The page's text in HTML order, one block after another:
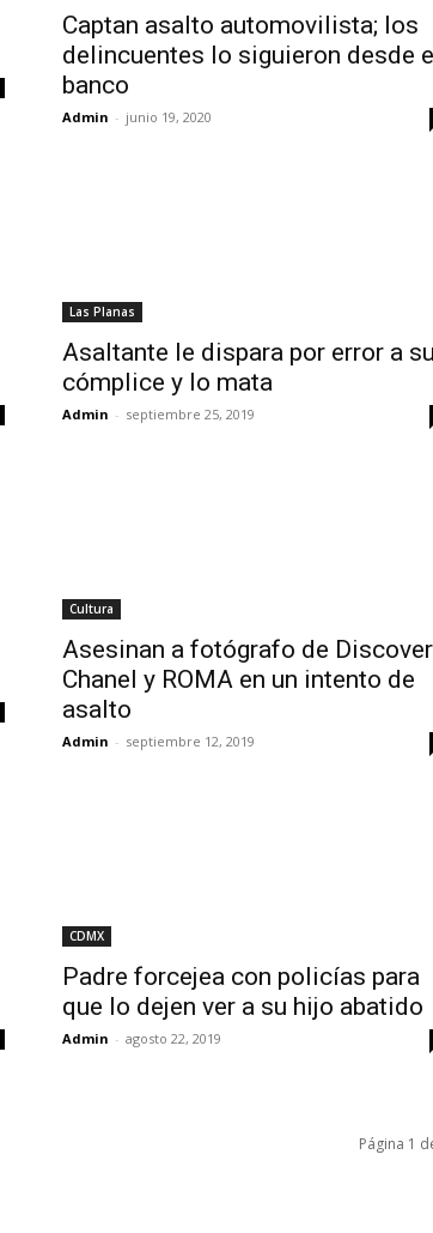
Captan asalto automovilista; los
delincuentes lo siguieron desde
banco
Admin - junio 19, 2020
Las Planas
Asaltante le dispara por error a su
cómplice y lo mata
Admin - septiembre 25, 2019
Cultura
Asesinan a fotógrafo de
Chanel y ROMA en un intento de
asalto
Admin - septiembre 12, 2019
CDMX
Padre forcejea con policías para
que lo dejen ver a su hijo abatido
Admin - agosto 22, 2019
Página 1